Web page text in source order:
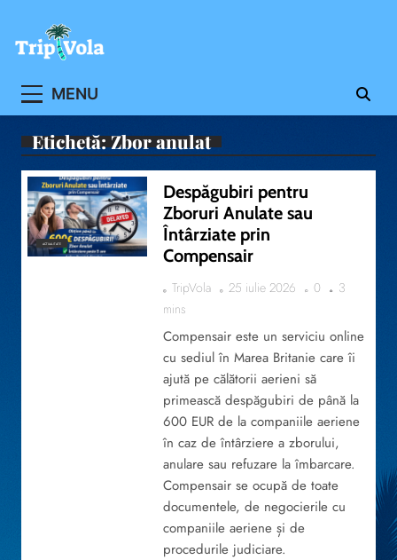
content
MENU
Etichetă:Zbor anulat
ACTUALITATE
Despăgubiri pentru
Zboruri Anulate sau
Întârziate prin
Compensair
TripVola 25 iulie 2026 0
3
mins
Compensair este un serviciu online
cu sediul în Marea Britanie care îi
ajută pe călătorii aerieni să
primească despăgubiri de până la
600 EUR de la companiile aeriene
în caz de întârziere a zborului,
anulare sau refuzare la îmbarcare.
Compensair se ocupă de toate
documentele, de negocierile cu
companiile aeriene și de
procedurile judiciare.